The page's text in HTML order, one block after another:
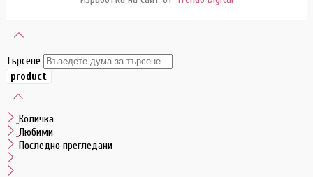
Търсене
Количка
Любими
Последно прегледани